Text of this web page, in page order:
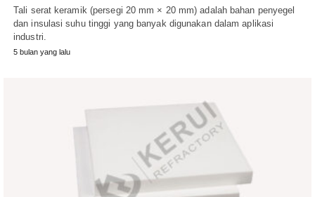
Tali serat keramik (persegi 20 mm × 20 mm) adalah bahan penyegel
dan insulasi suhu tinggi yang banyak digunakan dalam aplikasi
industri.
5 bulan yang lalu